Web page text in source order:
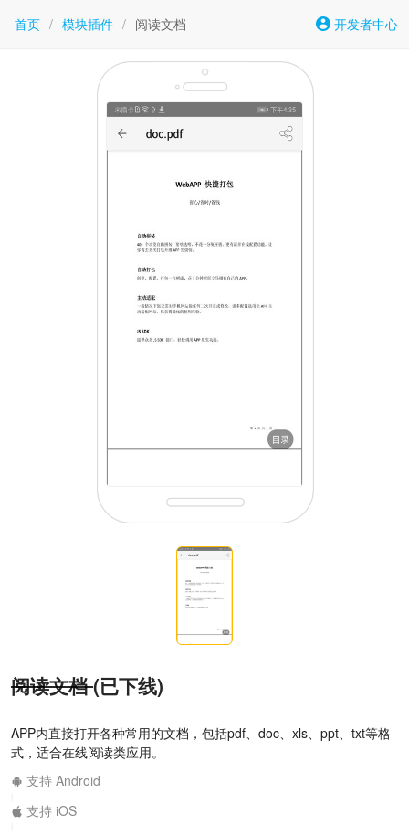
首页 / 模块插件 / 阅读文档 开发者中心
阅读文档(已下线)
APP内直接打开各种常用的文档，包括pdf、doc、xls、ppt、txt等格
式，适合在线阅读类应用。
支持 Android
支持 iOS